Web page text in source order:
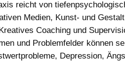
reicht von
Medien, Kunst- und
Coaching und
und Problemfelder können
Depression,